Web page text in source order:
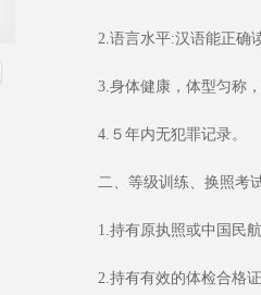
2.语言水平:汉语能正确
3.身体健康，体型匀称
4. ５年内无犯罪记录。
二、等级训练、换照考
1.持有原执照或中国民
2.持有有效的体检合格